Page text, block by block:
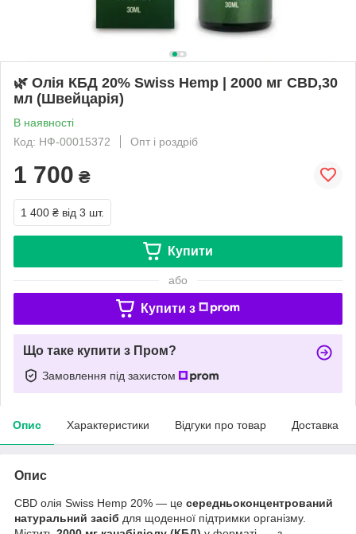
🌿 Олія КБД 20% Swiss Hemp | 2000 мг CBD,30
мл (Швейцарія)
В наявності
Код: НФ-00015372
Опт і роздріб
1 700 ₴
1 400 ₴ від 3 шт.
Купити
або
Купити з
Що таке купити з Пром?
Замовлення під захистом
Опис Характеристики Відгуки про товар Доставка
Опис
CBD олія Swiss Hemp 20% — це середньоконцентрований
натуральний засіб для щоденної підтримки організму.